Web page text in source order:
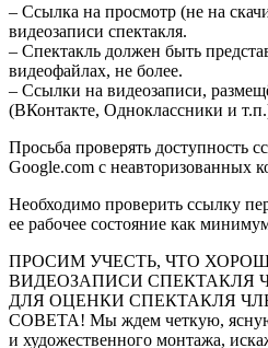
– Ссылка на просмотр (не на
видеозаписи спектакля.
– Спектакль должен быть
видеофайлах, не более.
– Ссылки на видеозаписи,
(ВКонтакте, Одноклассники и
Просьба проверять доступность
Google.com с неавторизованных
Необходимо проверить ссылку
ее рабочее состояние как
ПРОСИМ УЧЕСТЬ, ЧТО
ВИДЕОЗАПИСИ СПЕКТАКЛЯ
ДЛЯ ОЦЕНКИ СПЕКТАКЛЯ
СОВЕТА! Мы ждем четкую, ясную
и художественного монтажа,